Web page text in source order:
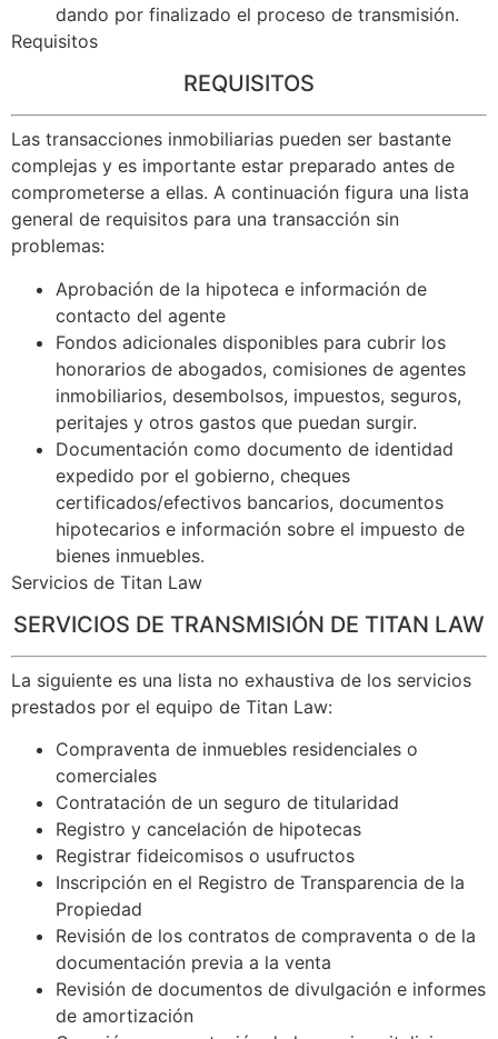
dando por finalizado el proceso de transmisión.
Requisitos
REQUISITOS
Las transacciones inmobiliarias pueden ser bastante
complejas y es importante estar preparado antes de
comprometerse a ellas. A continuación figura una lista
general de requisitos para una transacción sin
problemas:
Aprobación de la hipoteca e información de
contacto del agente
Fondos adicionales disponibles para cubrir los
honorarios de abogados, comisiones de agentes
inmobiliarios, desembolsos, impuestos, seguros,
peritajes y otros gastos que puedan surgir.
Documentación como documento de identidad
expedido por el gobierno, cheques
certificados/efectivos bancarios, documentos
hipotecarios e información sobre el impuesto de
bienes inmuebles.
Servicios de Titan Law
SERVICIOS DE TRANSMISIÓN DE TITAN LAW
La siguiente es una lista no exhaustiva de los servicios
prestados por el equipo de Titan Law:
Compraventa de inmuebles residenciales o
comerciales
Contratación de un seguro de titularidad
Registro y cancelación de hipotecas
Registrar fideicomisos o usufructos
Inscripción en el Registro de Transparencia de la
Propiedad
Revisión de los contratos de compraventa o de la
documentación previa a la venta
Revisión de documentos de divulgación e informes
de amortización